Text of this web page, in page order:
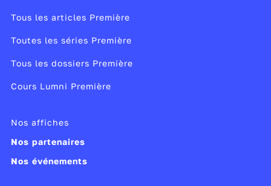
Tous les articles Première
Toutes les séries Première
Tous les dossiers Première
Cours Lumni Première
Nos affiches
Nos partenaires
Nos événements